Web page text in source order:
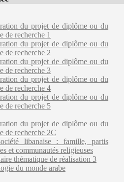
du projet de diplôme ou du
de recherche 1
du projet de diplôme ou du
de recherche 2
du projet de diplôme ou du
de recherche 3
du projet de diplôme ou du
de recherche 4
du projet de diplôme ou du
de recherche 5
du projet de diplôme ou du
de recherche 2C
libanaise : famille, partis
et communautés religieuses
thématique de réalisation 3
du monde arabe